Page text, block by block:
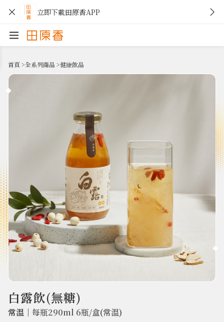
立即下載田原香APP
首頁>全系列商品 >健康飲品
白露飲(無糖)
常溫｜ 每瓶290ml 6瓶/盒(常溫)